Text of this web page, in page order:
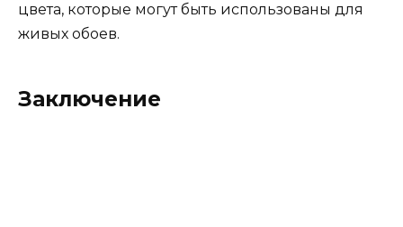
цвета, которые могут быть использованы для
живых обоев.
Заключение